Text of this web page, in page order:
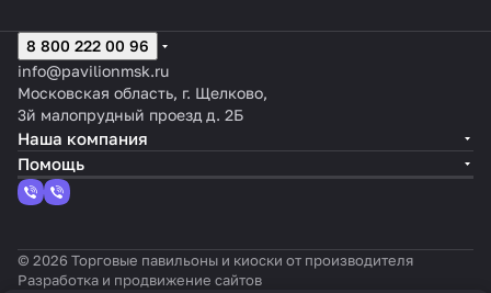
8 800 222 00 96
info@pavilionmsk.ru
Московская область, г. Щелково,
3й малопрудный проезд д. 2Б
Наша компания
Помощь
© 2026 Торговые павильоны и киоски от производителя
Разработка и продвижение сайтов